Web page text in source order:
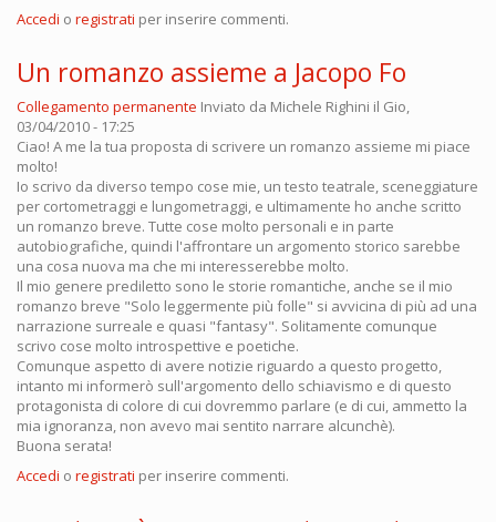
Accedi o registrati per inserire commenti.
Un romanzo assieme a Jacopo Fo
Collegamento permanente Inviato da Michele Righini il Gio,
03/04/2010 - 17:25
Ciao! A me la tua proposta di scrivere un romanzo assieme mi piace
molto!
Io scrivo da diverso tempo cose mie, un testo teatrale, sceneggiature
per cortometraggi e lungometraggi, e ultimamente ho anche scritto
un romanzo breve. Tutte cose molto personali e in parte
autobiografiche, quindi l'affrontare un argomento storico sarebbe
una cosa nuova ma che mi interesserebbe molto.
Il mio genere prediletto sono le storie romantiche, anche se il mio
romanzo breve "Solo leggermente più folle" si avvicina di più ad una
narrazione surreale e quasi "fantasy". Solitamente comunque
scrivo cose molto introspettive e poetiche.
Comunque aspetto di avere notizie riguardo a questo progetto,
intanto mi informerò sull'argomento dello schiavismo e di questo
protagonista di colore di cui dovremmo parlare (e di cui, ammetto la
mia ignoranza, non avevo mai sentito narrare alcunchè).
Buona serata!
Accedi o registrati per inserire commenti.